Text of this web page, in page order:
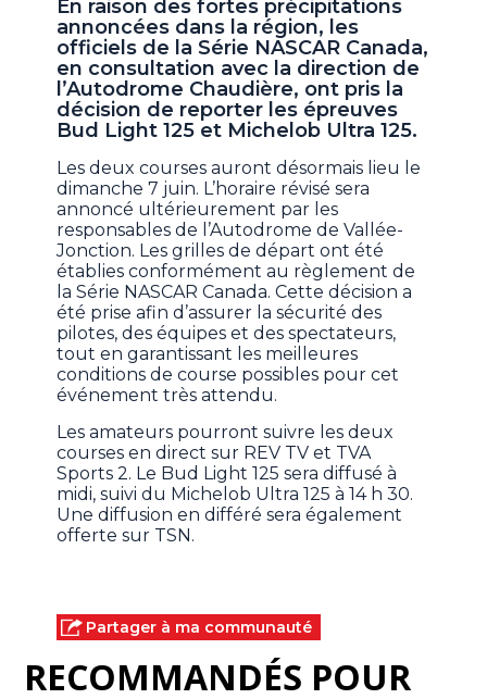
En raison des fortes précipitations
annoncées dans la région, les
officiels de la Série NASCAR Canada,
en consultation avec la direction de
l’Autodrome Chaudière, ont pris la
décision de reporter les épreuves
Bud Light 125 et Michelob Ultra 125.
Les deux courses auront désormais lieu le
dimanche 7 juin. L’horaire révisé sera
annoncé ultérieurement par les
responsables de l’Autodrome de Vallée-
Jonction. Les grilles de départ ont été
établies conformément au règlement de
la Série NASCAR Canada. Cette décision a
été prise afin d’assurer la sécurité des
pilotes, des équipes et des spectateurs,
tout en garantissant les meilleures
conditions de course possibles pour cet
événement très attendu.
Les amateurs pourront suivre les deux
courses en direct sur REV TV et TVA
Sports 2. Le Bud Light 125 sera diffusé à
midi, suivi du Michelob Ultra 125 à 14 h 30.
Une diffusion en différé sera également
offerte sur TSN.
Partager à ma communauté
RECOMMANDÉS POUR